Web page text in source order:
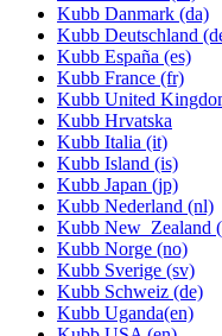
Kubb Danmark (da)
Kubb Deutschland
Kubb España (es)
Kubb France (fr)
Kubb United
Kubb Hrvatska
Kubb Italia (it)
Kubb Island (is)
Kubb Japan (jp)
Kubb Nederland (nl)
Kubb New_Zealand
Kubb Norge (no)
Kubb Sverige (sv)
Kubb Schweiz (de)
Kubb Uganda(en)